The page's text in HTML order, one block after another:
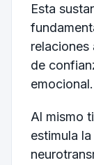
Esta
relaciones
de
emocional.
Al mismo
estimula